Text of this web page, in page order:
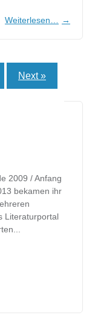
Weiterlesen… →
Next »
2009 / Anfang
bekamen ihr
Literaturportal